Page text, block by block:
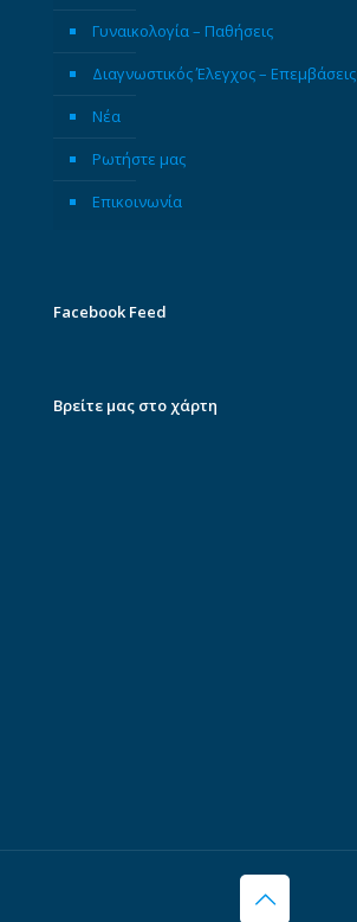
Γυναικολογία – Παθήσεις
Διαγνωστικός Έλεγχος – Επεμβάσεις
Νέα
Ρωτήστε μας
Επικοινωνία
Facebook Feed
Βρείτε μας στο χάρτη